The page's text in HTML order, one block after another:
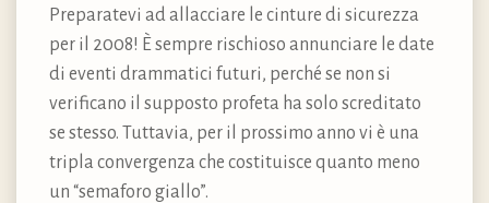
Preparatevi ad allacciare le cinture di sicurezza
per il 2008! È sempre rischioso annunciare le date
di eventi drammatici futuri, perché se non si
verificano il supposto profeta ha solo screditato
se stesso. Tuttavia, per il prossimo anno vi è una
tripla convergenza che costituisce quanto meno
un “semaforo giallo”.